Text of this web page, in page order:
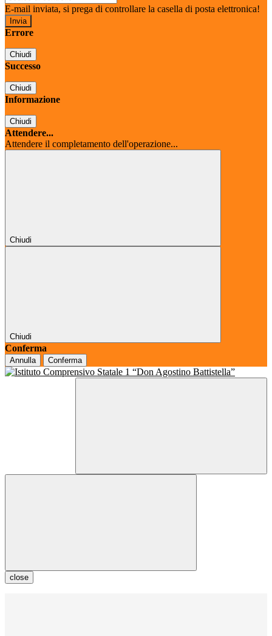
E-mail inviata, si prega di controllare la casella di posta elettronica!
Errore
Chiudi
Successo
Chiudi
Informazione
Chiudi
Attendere...
Attendere il completamento dell'operazione...
Chiudi
Chiudi
Conferma
Annulla Conferma
close